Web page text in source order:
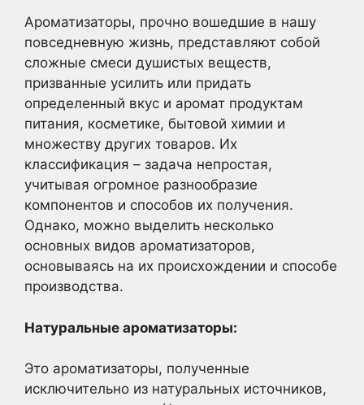
Ароматизаторы, прочно вошедшие в нашу
повседневную жизнь, представляют собой
сложные смеси душистых веществ,
призванные усилить или придать
определенный вкус и аромат продуктам
питания, косметике, бытовой химии и
множеству других товаров. Их
классификация – задача непростая,
учитывая огромное разнообразие
компонентов и способов их получения.
Однако, можно выделить несколько
основных видов ароматизаторов,
основываясь на их происхождении и способе
производства.
Натуральные ароматизаторы:
Это ароматизаторы, полученные
исключительно из натуральных источников,